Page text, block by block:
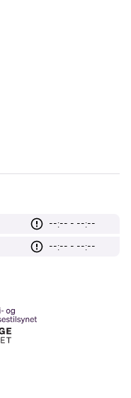
--:-- - --:--
--:-- - --:--